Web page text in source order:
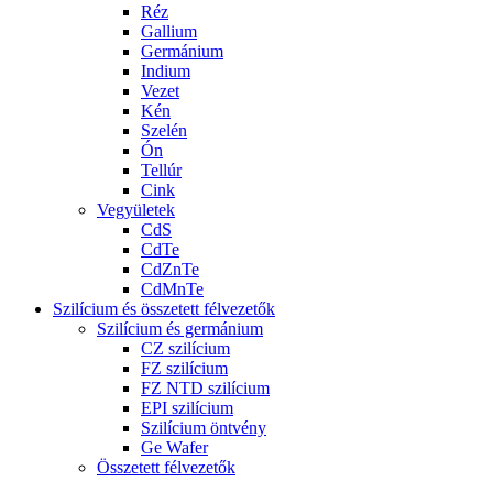
Réz
Gallium
Germánium
Indium
Vezet
Kén
Szelén
Ón
Tellúr
Cink
Vegyületek
CdS
CdTe
CdZnTe
CdMnTe
Szilícium és összetett félvezetők
Szilícium és germánium
CZ szilícium
FZ szilícium
FZ NTD szilícium
EPI szilícium
Szilícium öntvény
Ge Wafer
Összetett félvezetők